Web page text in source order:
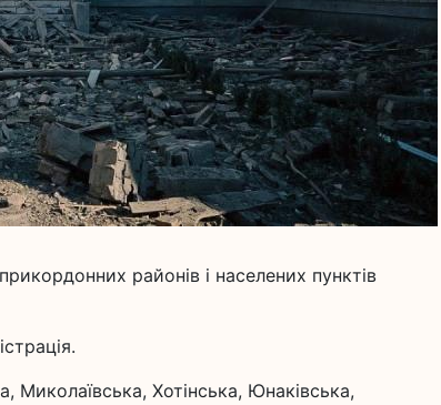
районів і населених пунктів
Миколаївська, Хотінська, Юнаківська,